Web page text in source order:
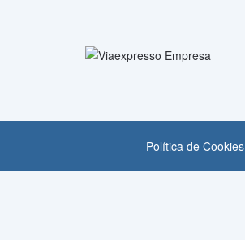
Política de Cookies